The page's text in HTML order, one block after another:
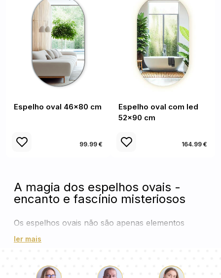
Espelho oval 46x80 cm
99.99 €
Espelho oval com led
52x90 cm
164.99 €
A magia dos espelhos ovais -
encanto e fascínio misteriosos
Os espelhos ovais não são apenas elementos
práticos de design de interiores, mas também obras
fluidas e harmoniosas trazem suavidade e leveza
ler mais